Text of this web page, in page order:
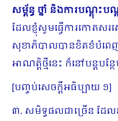
សម្ព័ន្ធ ថ្នាំ និងការបណ្ដុះប
ដែលខ្ញុំសូមធ្វើការកោតស
សុខាភិបាលបានខិតខំបំពេញ​
អាណត្ដិថ្មីនេះ ក៏នៅបន្ដបន្
[បញ្ចប់សេចក្ដីអធិប្បាយ ១]
៣. សមិទ្ធផលជាច្រើន ដែល